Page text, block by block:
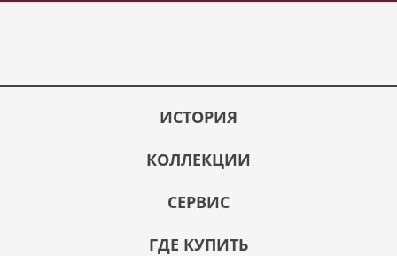
ИСТОРИЯ
КОЛЛЕКЦИИ
СЕРВИС
ГДЕ КУПИТЬ